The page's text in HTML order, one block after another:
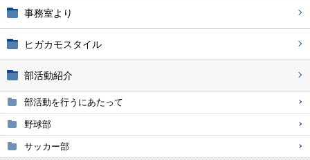
事務室より
ヒガカモスタイル
部活動紹介
部活動を行うにあたって
野球部
サッカー部